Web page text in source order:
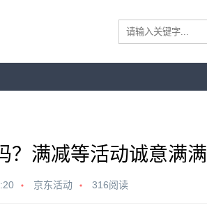
？满减等活动诚意满满
京东活动 316阅读